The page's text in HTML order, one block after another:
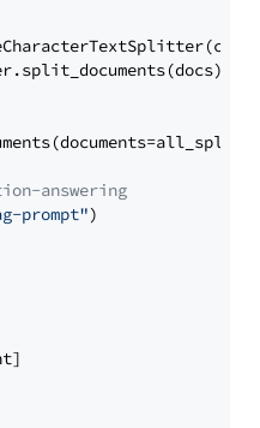
answering
prompt")